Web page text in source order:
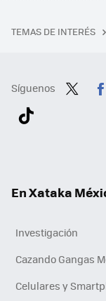
TEMAS DE INTERÉS
Síguenos
En Xataka
Investigación
Cazando Gangas
Celulares y